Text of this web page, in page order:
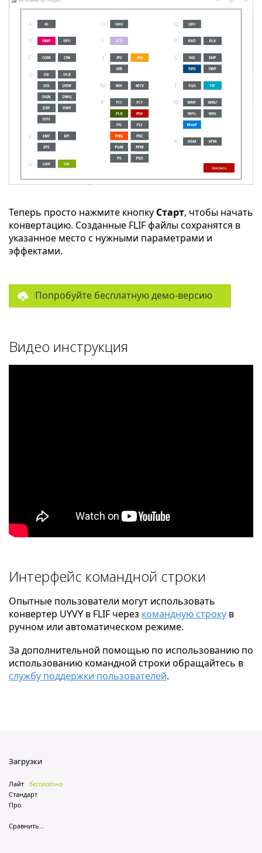
Теперь просто нажмите кнопку Старт, чтобы начать
конвертацию. Созданные FLIF файлы сохранятся в
указанное место с нужными параметрами и
эффектами.
Попробуйте бесплатную демо-версию
Видео инструкция
Интерфейс командной строки
Опытные пользователи могут использовать
конвертер UYVY в FLIF через командную строку в
ручном или автоматическом режиме.
За дополнительной помощью по использованию по
использованию командной строки обращайтесь в
службу поддержки пользователей.
Загрузки
Лайт бесплатно
Стандарт
Про
Сравнить...